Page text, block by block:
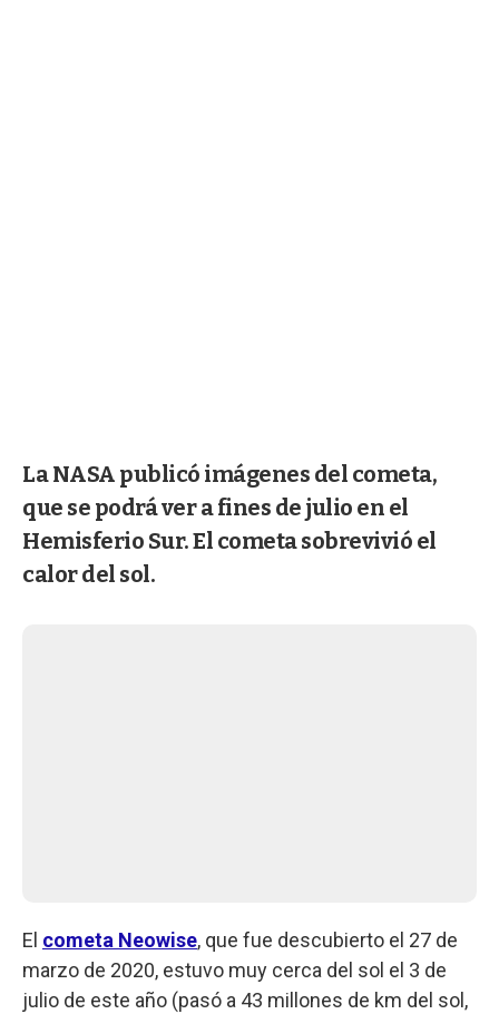
La NASA publicó imágenes del cometa,
que se podrá ver a fines de julio en el
Hemisferio Sur. El cometa sobrevivió el
calor del sol.
El cometa Neowise, que fue descubierto el 27 de
marzo de 2020, estuvo muy cerca del sol el 3 de
julio de este año (pasó a 43 millones de km del sol,